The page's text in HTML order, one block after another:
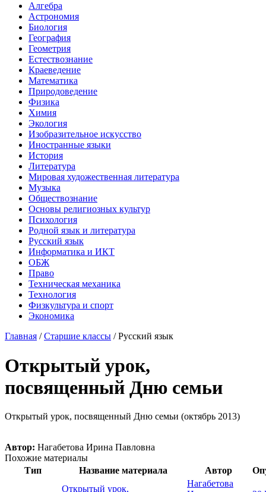
Алгебра
Астрономия
Биология
География
Геометрия
Естествознание
Краеведение
Математика
Природоведение
Физика
Химия
Экология
Изобразительное искусство
Иностранные языки
История
Литература
Мировая художественная литература
Музыка
Обществознание
Основы религиозных культур
Психология
Родной язык и литература
Русский язык
Информатика и ИКТ
ОБЖ
Право
Техническая механика
Технология
Физкультура и спорт
Экономика
Главная /Старшие классы /Русский язык
Открытый урок,
посвященный Дню семьи
Открытый урок, посвященный Дню семьи (октябрь 2013)
Автор: Нагабетова Ирина Павловна
Похожие материалы
Тип
Название материала Автор
Открытый урок,
Нагабетова